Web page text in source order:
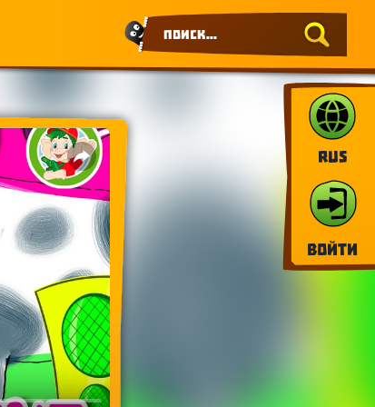
RUS
Войти